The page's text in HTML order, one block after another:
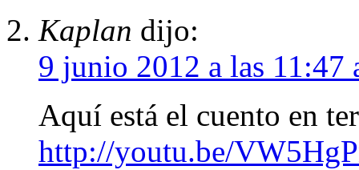
Kaplan dijo:
9 junio 2012 a las 11:47
Aquí está el cuento en
http://youtu.be/